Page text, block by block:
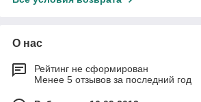
О нас
Рейтинг не сформирован
Менее 5 отзывов за последний год